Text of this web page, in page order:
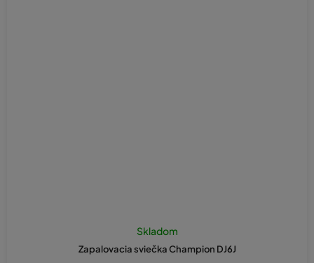
Zapalovacia sviečka Champion DJ6J
Skladom